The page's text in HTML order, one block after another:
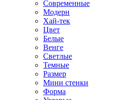
Современные
Модерн
Хай-тек
Цвет
Белые
Венге
Светлые
Темные
Размер
Мини стенки
Форма